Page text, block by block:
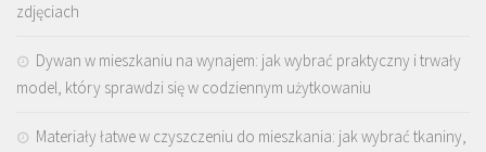
zdjęciach
Dywan w mieszkaniu na wynajem: jak wybrać praktyczny i trwały
model, który sprawdzi się w codziennym użytkowaniu
Materiały łatwe w czyszczeniu do mieszkania: jak wybrać tkaniny,